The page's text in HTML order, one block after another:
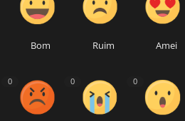
Bom Ruim Amei
0 0 0